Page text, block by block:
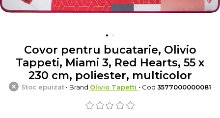
Covor pentru bucatarie, Olivio
Tappeti, Miami 3, Red Hearts, 55 x
230 cm, poliester, multicolor
Stoc epuizat• Brand Olivio Tapetti • Cod 3577000000081